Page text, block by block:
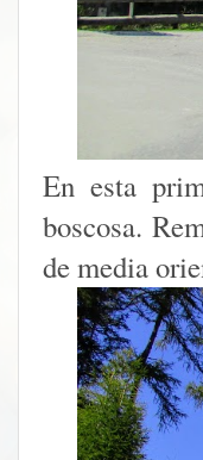
En esta
boscosa.
de media